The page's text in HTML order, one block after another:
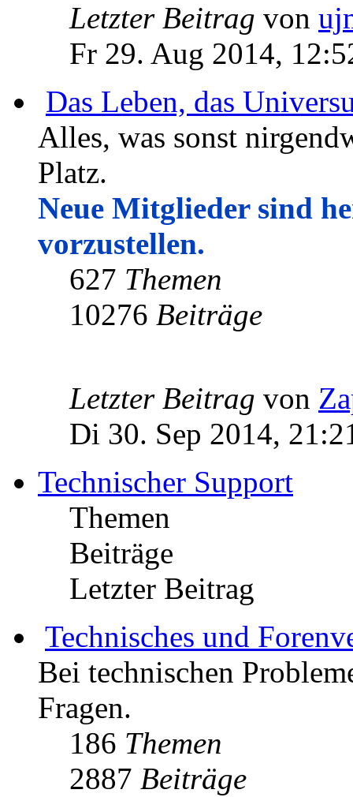
Letzter Beitrag von
Fr 29. Aug 2014,
Das Leben, das
Alles, was sonst
Platz.
Neue Mitglieder sind
vorzustellen.
627 Themen
10276 Beiträge
Letzter Beitrag von
Di 30. Sep 2014,
Technischer Support
Themen
Beiträge
Letzter Beitrag
Technisches und
Bei technischen
Fragen.
186 Themen
2887 Beiträge